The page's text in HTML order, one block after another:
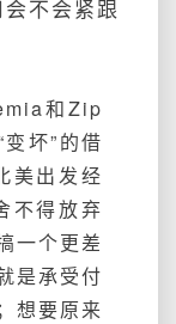
不会紧跟
和Zip
坏”的借
美出发经
不得放弃
一个更差
是承受付
想要原来